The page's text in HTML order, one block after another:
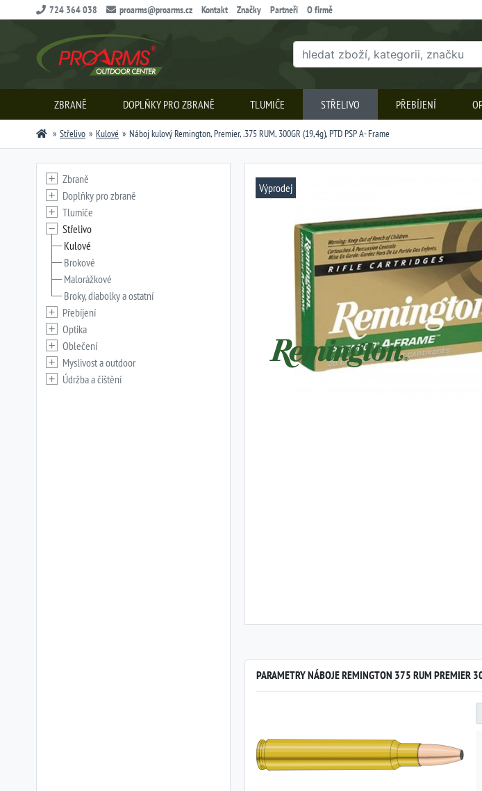
724 364 038 proarms@proarms.cz Kontakt Značky Partneři O firmě
ZBRANĚ DOPLŇKY PRO ZBRANĚ TLUMIČE STŘELIVO PŘEBÍJENÍ
Střelivo Kulové Náboj kulový Remington, Premier, .375 RUM, 300GR (19,4g), PTD PSP A- Frame
Výprodej
PARAMETRY NÁBOJE REMINGTON 375 RUM PREMIER
Zbraně
Doplňky pro zbraně
Tlumiče
Střelivo
Kulové
Brokové
Malorážkové
Broky, diabolky a ostatní
Přebíjení
Optika
Oblečení
Myslivost a outdoor
Údržba a čištění